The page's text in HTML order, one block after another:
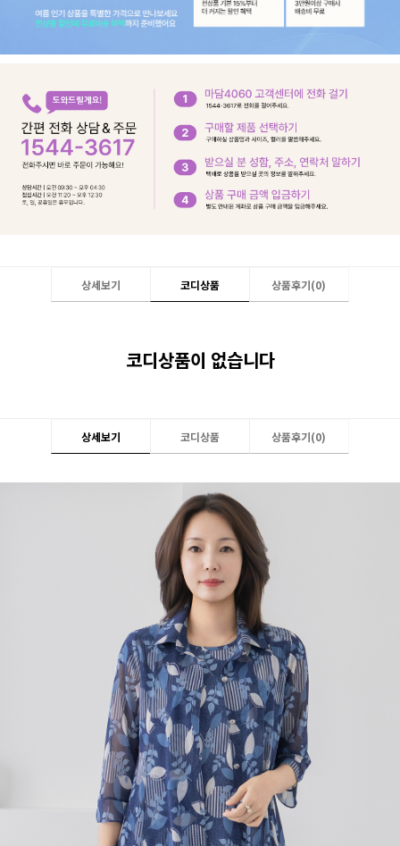
상세보기 코디상품 상품후기(0)
코디상품이 없습니다
상세보기 코디상품 상품후기(0)